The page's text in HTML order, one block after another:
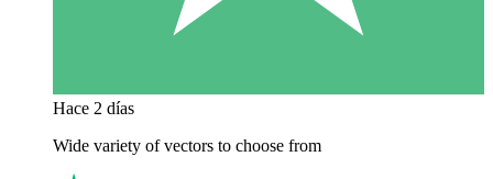
Hace 2 días
Wide variety of vectors to choose from